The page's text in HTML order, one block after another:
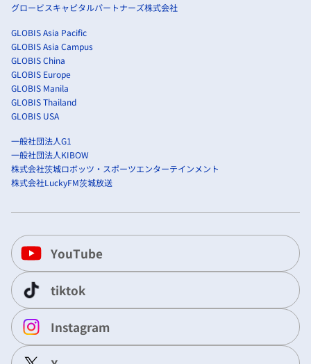
グロービスキャピタルパートナーズ株式会社
GLOBIS Asia Pacific
GLOBIS Asia Campus
GLOBIS China
GLOBIS Europe
GLOBIS Manila
GLOBIS Thailand
GLOBIS USA
一般社団法人G1
一般社団法人KIBOW
株式会社茨城ロボッツ・スポーツエンターテインメント
株式会社LuckyFM茨城放送
YouTube
tiktok
Instagram